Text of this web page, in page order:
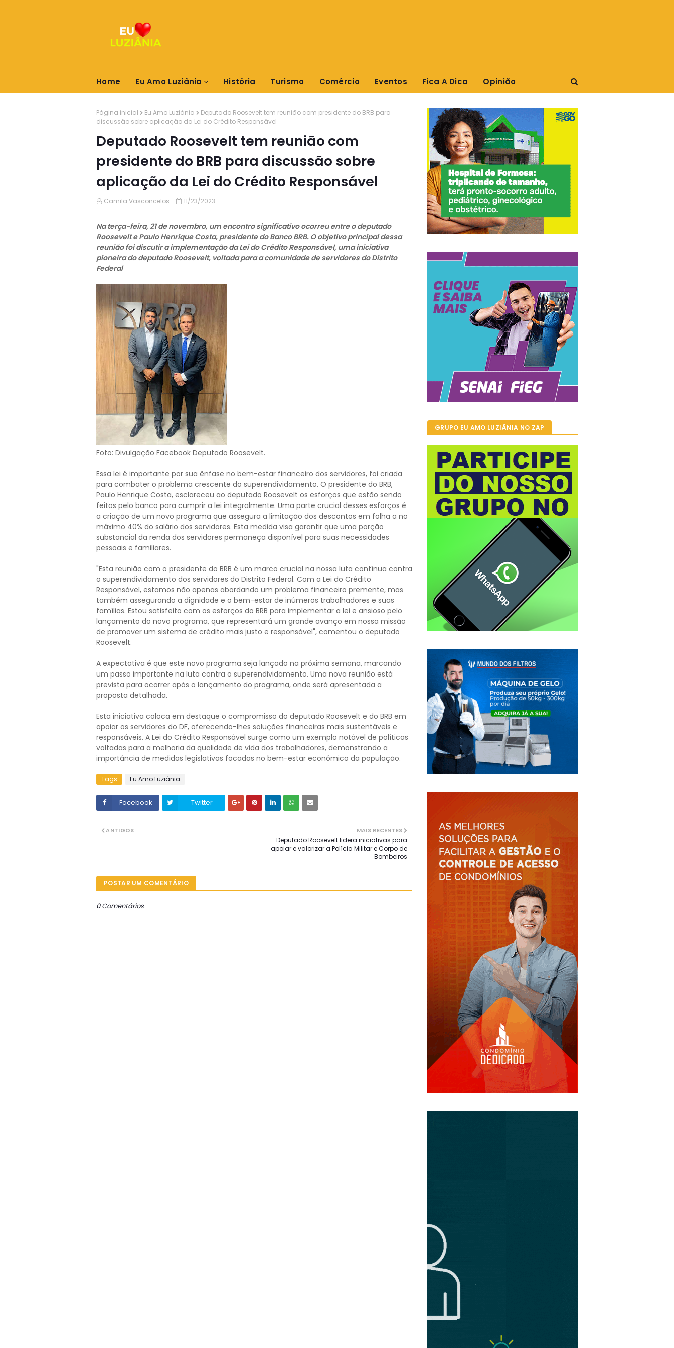
Home Eu Amo Luziânia História Turismo Comércio Eventos Fica A Dica Opinião
Página inicial Eu Amo Luziânia
Deputado Roosevelt tem reunião com presidente do BRB para
discussão sobre aplicação da Lei do Crédito Responsável
Deputado Roosevelt tem reunião com
presidente do BRB para discussão sobre
aplicação da Lei do Crédito Responsável
Camila Vasconcelos 11/23/2023
Na terça-feira, 21 de novembro, um encontro significativo ocorreu entre o deputado
Roosevelt e Paulo Henrique Costa, presidente do Banco BRB. O objetivo principal dessa
reunião foi discutir a implementação da Lei do Crédito Responsável, uma iniciativa
pioneira do deputado Roosevelt, voltada para a comunidade de servidores do Distrito
Federal
Foto: Divulgação Facebook Deputado Roosevelt.
Essa lei é importante por sua ênfase no bem-estar financeiro dos servidores, foi criada
para combater o problema crescente do superendividamento. O presidente do BRB,
Paulo Henrique Costa, esclareceu ao deputado Roosevelt os esforços que estão sendo
feitos pelo banco para cumprir a lei integralmente. Uma parte crucial desses esforços é
a criação de um novo programa que assegura a limitação dos descontos em folha a no
máximo 40% do salário dos servidores. Esta medida visa garantir que uma porção
substancial da renda dos servidores permaneça disponível para suas necessidades
pessoais e familiares.
"Esta reunião com o presidente do BRB é um marco crucial na nossa luta contínua contra
o superendividamento dos servidores do Distrito Federal. Com a Lei do Crédito
Responsável, estamos não apenas abordando um problema financeiro premente, mas
também assegurando a dignidade e o bem-estar de inúmeros trabalhadores e suas
famílias. Estou satisfeito com os esforços do BRB para implementar a lei e ansioso pelo
lançamento do novo programa, que representará um grande avanço em nossa missão
de promover um sistema de crédito mais justo e responsável", comentou o deputado
Roosevelt.
A expectativa é que este novo programa seja lançado na próxima semana, marcando
um passo importante na luta contra o superendividamento. Uma nova reunião está
prevista para ocorrer após o lançamento do programa, onde será apresentada a
proposta detalhada.
Esta iniciativa coloca em destaque o compromisso do deputado Roosevelt e do BRB em
apoiar os servidores do DF, oferecendo-lhes soluções financeiras mais sustentáveis e
responsáveis. A Lei do Crédito Responsável surge como um exemplo notável de políticas
voltadas para a melhoria da qualidade de vida dos trabalhadores, demonstrando a
importância de medidas legislativas focadas no bem-estar econômico da população.
Tags Eu Amo Luziânia
Facebook Twitter
MAIS RECENTES
Deputado Roosevelt lidera iniciativas para
apoiar e valorizar a Polícia Militar e Corpo de
Bombeiros
ANTIGOS
POSTAR UM COMENTÁRIO
0 Comentários
GRUPO EU AMO LUZIÂNIA NO ZAP